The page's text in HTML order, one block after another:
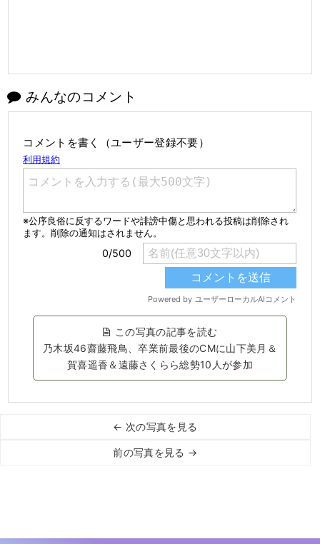
みんなのコメント
コメントを書く（ユーザー登録不要）
この写真の記事を読む
乃木坂46齋藤飛鳥、卒業前最後のCMに山下美月＆
賀喜遥香＆遠藤さくらら総勢10人が参加
← 次の写真を見る
前の写真を見る →